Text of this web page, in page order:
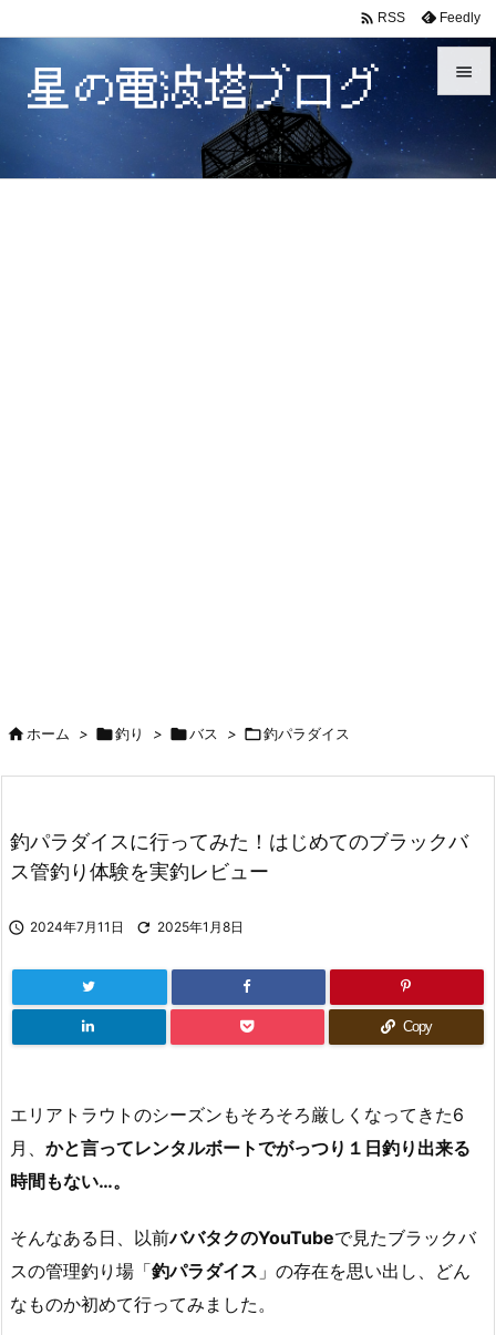


 RSS Feedly
ホーム > 釣り > バス > 釣パラダイス
釣パラダイスに行ってみた！はじめてのブラックバ
ス管釣り体験を実釣レビュー
 2024年7月11日  2025年1月8日
Copy
エリアトラウトのシーズンもそろそろ厳しくなってきた6
月、 かと言ってレンタルボートでがっつり１日釣り出来る
時間もない…。
そんなある日、以前ババタクのYouTubeで見たブラックバ
スの管理釣り場「釣パラダイス 」の存在を思い出し、どん
なものか初めて行ってみました。